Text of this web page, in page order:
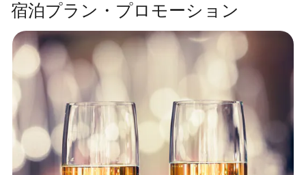
宿泊プラン・プロモーション